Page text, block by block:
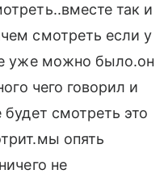
так и
смотреть если у
уже можно было.он
чего говорил и
смотреть это
опять
не